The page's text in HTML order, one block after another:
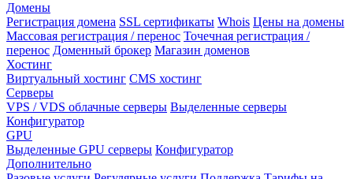
Домены
Регистрация домена SSL сертификаты Whois Цены на домены
Массовая регистрация / перенос Точечная регистрация /
перенос Доменный брокер Магазин доменов
Хостинг
Виртуальный хостинг CMS хостинг
Серверы
VPS / VDS облачные серверы Выделенные серверы
Конфигуратор
GPU
Выделенные GPU серверы Конфигуратор
Дополнительно